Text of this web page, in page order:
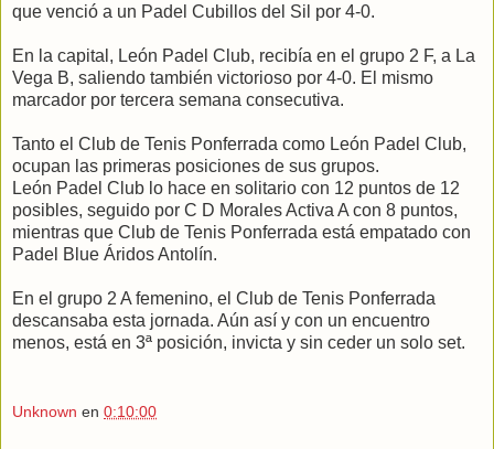
que venció a un Padel Cubillos del Sil por 4-0.
En la capital, León Padel Club, recibía en el grupo 2 F, a La
Vega B, saliendo también victorioso por 4-0. El mismo
marcador por tercera semana consecutiva.
Tanto el Club de Tenis Ponferrada como León Padel Club,
ocupan las primeras posiciones de sus grupos.
León Padel Club lo hace en solitario con 12 puntos de 12
posibles, seguido por C D Morales Activa A con 8 puntos,
mientras que Club de Tenis Ponferrada está empatado con
Padel Blue Áridos Antolín.
En el grupo 2 A femenino, el Club de Tenis Ponferrada
descansaba esta jornada. Aún así y con un encuentro
menos, está en 3ª posición, invicta y sin ceder un solo set.
Unknown en 0:10:00